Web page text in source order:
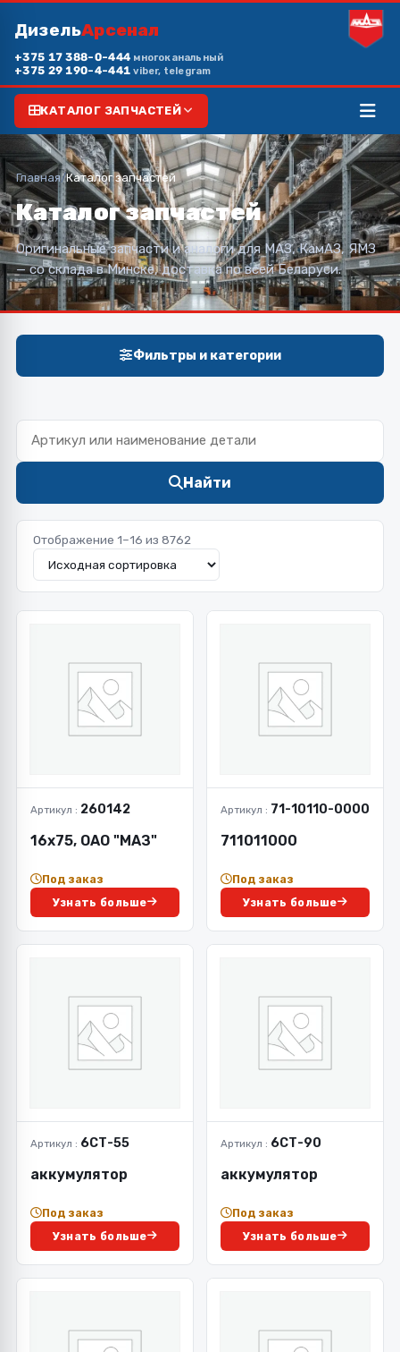
ДизельАрсенал
+375 17 388-0-444 многоканальный
+375 29 190-4-441viber, telegram
КАТАЛОГ ЗАПЧАСТЕЙ
Главная/Каталог запчастей
Каталог запчастей
Оригинальные запчасти и аналоги для МАЗ, КамАЗ, ЯМЗ
— со склада в Минске, доставка по всей Беларуси.
Фильтры и категории
Найти
Отображение 1–16 из 8762
Артикул : 260142
16х75, ОАО "МАЗ"
Под заказ
Узнать больше
Артикул : 71-10110-0000
711011000
Под заказ
Узнать больше
Артикул : 6СТ-55
аккумулятор
Под заказ
Узнать больше
Артикул : 6СТ-90
аккумулятор
Под заказ
Узнать больше